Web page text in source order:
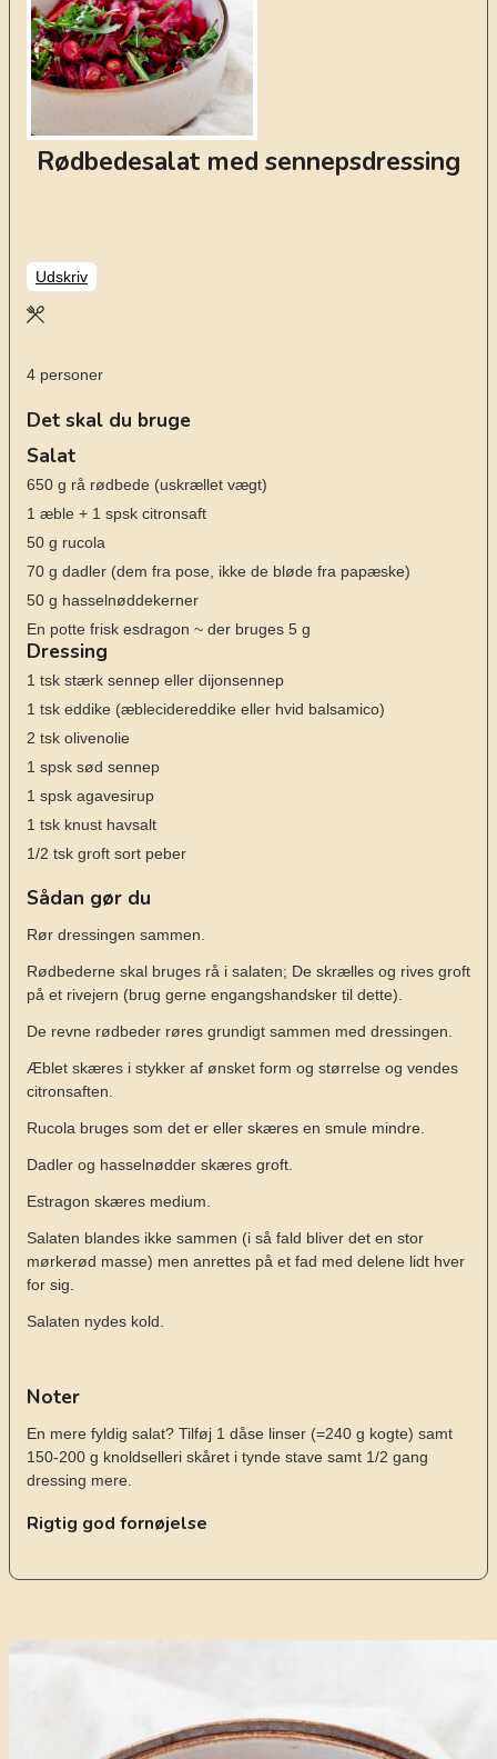
Rødbedesalat med sennepsdressing
Udskriv
4 personer
Det skal du bruge
Salat
650 g rå rødbede (uskrællet vægt)
1 æble + 1 spsk citronsaft
50 g rucola
70 g dadler (dem fra pose, ikke de bløde fra papæske)
50 g hasselnøddekerner
En potte frisk esdragon ~ der bruges 5 g
Dressing
1 tsk stærk sennep eller dijonsennep
1 tsk eddike (æblecidereddike eller hvid balsamico)
2 tsk olivenolie
1 spsk sød sennep
1 spsk agavesirup
1 tsk knust havsalt
1/2 tsk groft sort peber
Sådan gør du
Rør dressingen sammen.
Rødbederne skal bruges rå i salaten; De skrælles og rives groft
på et rivejern (brug gerne engangshandsker til dette).
De revne rødbeder røres grundigt sammen med dressingen.
Æblet skæres i stykker af ønsket form og størrelse og vendes
citronsaften.
Rucola bruges som det er eller skæres en smule mindre.
Dadler og hasselnødder skæres groft.
Estragon skæres medium.
Salaten blandes ikke sammen (i så fald bliver det en stor
mørkerød masse) men anrettes på et fad med delene lidt hver
for sig.
Salaten nydes kold.
Noter
En mere fyldig salat? Tilføj 1 dåse linser (=240 g kogte) samt
150-200 g knoldselleri skåret i tynde stave samt 1/2 gang
dressing mere.
Rigtig god fornøjelse